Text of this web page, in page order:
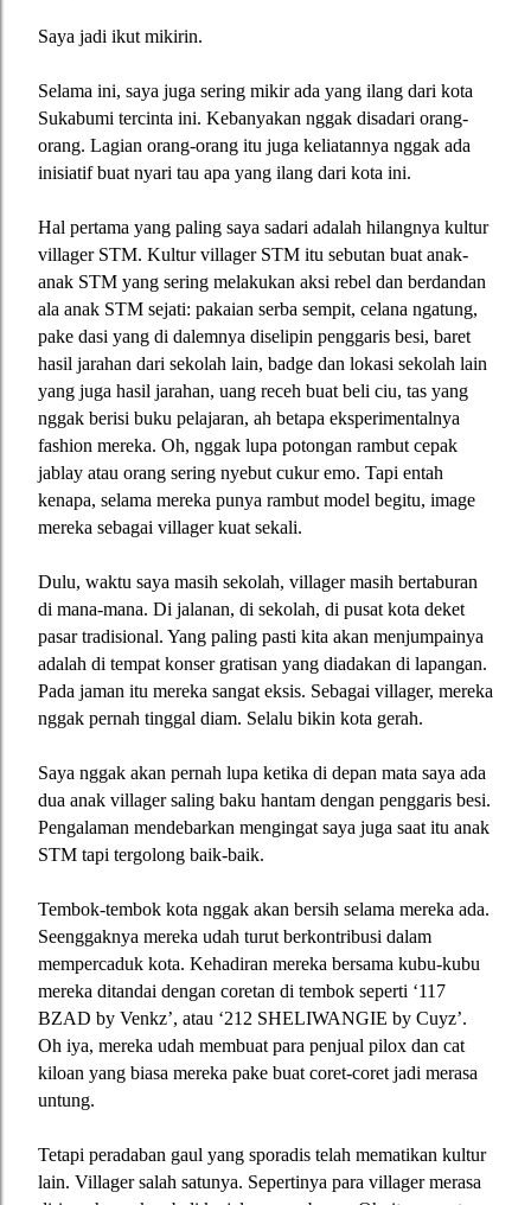
Saya jadi ikut mikirin.
Selama ini, saya juga sering mikir ada yang ilang dari kota
Sukabumi tercinta ini. Kebanyakan nggak disadari orang-
orang. Lagian orang-orang itu juga keliatannya nggak ada
inisiatif buat nyari tau apa yang ilang dari kota ini.
Hal pertama yang paling saya sadari adalah hilangnya kultur
villager STM. Kultur villager STM itu sebutan buat anak-
anak STM yang sering melakukan aksi rebel dan berdandan
ala anak STM sejati: pakaian serba sempit, celana ngatung,
pake dasi yang di dalemnya diselipin penggaris besi, baret
hasil jarahan dari sekolah lain, badge dan lokasi sekolah lain
yang juga hasil jarahan, uang receh buat beli ciu, tas yang
nggak berisi buku pelajaran, ah betapa eksperimentalnya
fashion mereka. Oh, nggak lupa potongan rambut cepak
jablay atau orang sering nyebut cukur emo. Tapi entah
kenapa, selama mereka punya rambut model begitu, image
mereka sebagai villager kuat sekali.
Dulu, waktu saya masih sekolah, villager masih bertaburan
di mana-mana. Di jalanan, di sekolah, di pusat kota deket
pasar tradisional. Yang paling pasti kita akan menjumpainya
adalah di tempat konser gratisan yang diadakan di lapangan.
Pada jaman itu mereka sangat eksis. Sebagai villager, mereka
nggak pernah tinggal diam. Selalu bikin kota gerah.
Saya nggak akan pernah lupa ketika di depan mata saya ada
dua anak villager saling baku hantam dengan penggaris besi.
Pengalaman mendebarkan mengingat saya juga saat itu anak
STM tapi tergolong baik-baik.
Tembok-tembok kota nggak akan bersih selama mereka ada.
Seenggaknya mereka udah turut berkontribusi dalam
mempercaduk kota. Kehadiran mereka bersama kubu-kubu
mereka ditandai dengan coretan di tembok seperti ‘117
BZAD by Venkz’, atau ‘212 SHELIWANGIE by Cuyz’.
Oh iya, mereka udah membuat para penjual pilox dan cat
kiloan yang biasa mereka pake buat coret-coret jadi merasa
untung.
Tetapi peradaban gaul yang sporadis telah mematikan kultur
lain. Villager salah satunya. Sepertinya para villager merasa